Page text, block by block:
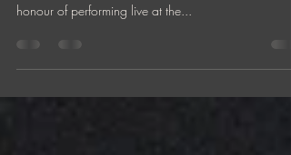
Halloween Actionpainting in Seoul
third adventure in South-Korea. This time I had the